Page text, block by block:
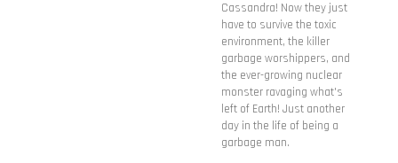
Cassandra! Now they just
have to survive the toxic
environment, the killer
garbage worshippers, and
the ever-growing nuclear
monster ravaging what's
left of Earth! Just another
day in the life of being a
garbage man.